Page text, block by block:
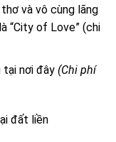
và vô cùng lãng
“City of Love” (chi
nơi đây (Chi phí
đất liền